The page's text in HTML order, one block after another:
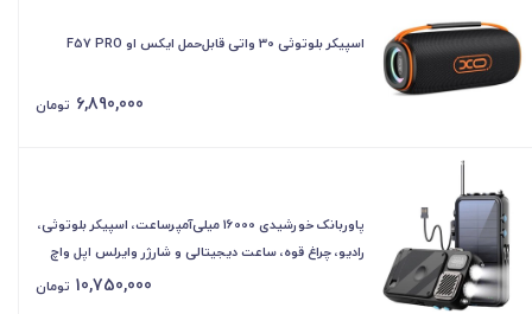
اسپیکر بلوتوثی 30 واتی قابل‌حمل ایکس او F57 PRO
6,890,000 تومان
پاوربانک خورشیدی 16000 میلی‌آمپرساعت، اسپیکر بلوتوثی،
رادیو، چراغ قوه، ساعت دیجیتالی و شارژر وایرلس اپل واچ
10,750,000 تومان